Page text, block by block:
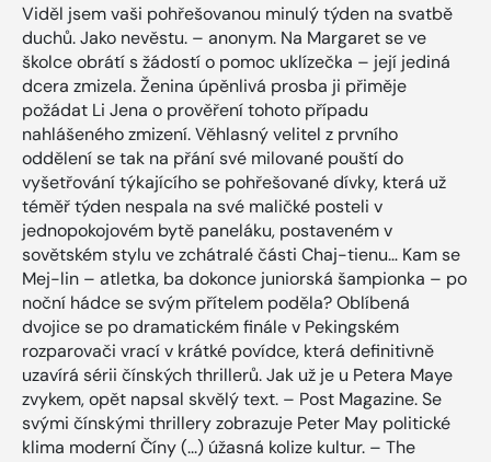
Viděl jsem vaši pohřešovanou minulý týden na svatbě
duchů. Jako nevěstu. – anonym. Na Margaret se ve
školce obrátí s žádostí o pomoc uklízečka – její jediná
dcera zmizela. Ženina úpěnlivá prosba ji přiměje
požádat Li Jena o prověření tohoto případu
nahlášeného zmizení. Věhlasný velitel z prvního
oddělení se tak na přání své milované pouští do
vyšetřování týkajícího se pohřešované dívky, která už
téměř týden nespala na své maličké posteli v
jednopokojovém bytě paneláku, postaveném v
sovětském stylu ve zchátralé části Chaj-tienu… Kam se
Mej-lin – atletka, ba dokonce juniorská šampionka – po
noční hádce se svým přítelem poděla? Oblíbená
dvojice se po dramatickém finále v Pekingském
rozparovači vrací v krátké povídce, která definitivně
uzavírá sérii čínských thrillerů. Jak už je u Petera Maye
zvykem, opět napsal skvělý text. – Post Magazine. Se
svými čínskými thrillery zobrazuje Peter May politické
klima moderní Číny (...) úžasná kolize kultur. – The